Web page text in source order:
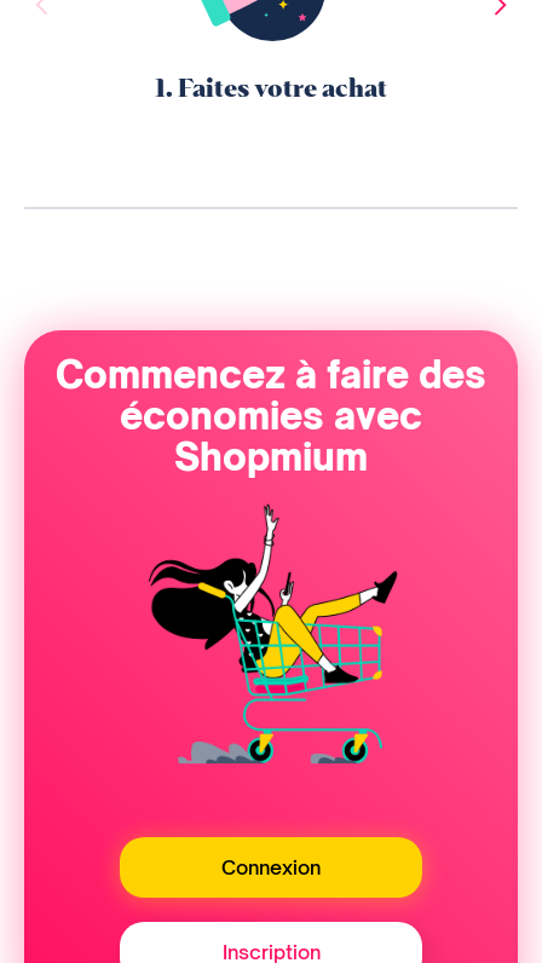
1. Faites votre achat
Commencez à faire des
économies avec
Shopmium
Connexion
Inscription